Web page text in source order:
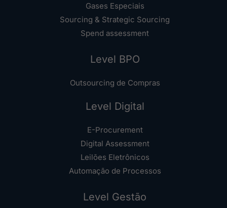
Gases Especiais
Sourcing & Strategic Sourcing
Spend assessment
Level BPO
Outsourcing de Compras
Level Digital
E-Procurement
Digital Assessment
Leilões Eletrônicos
Automação de Processos
Level Gestão